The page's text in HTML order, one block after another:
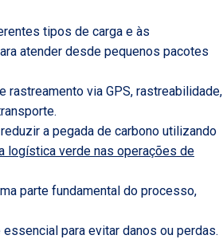
tipos de carga e às
atender desde pequenos pacotes
rastreamento via GPS, rastreabilidade,
a pegada de carbono utilizando
logística verde nas operações de
parte fundamental do processo,
para evitar danos ou perdas.